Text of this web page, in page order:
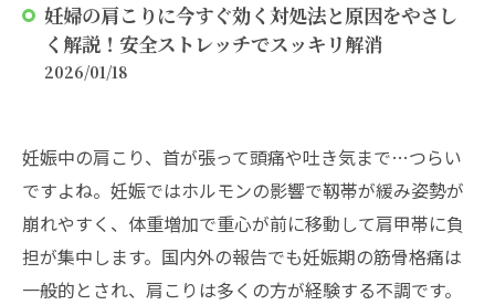
妊婦の肩こりに今すぐ効く対処法と原因をやさし
く解説！安全ストレッチでスッキリ解消
2026/01/18
妊娠中の肩こり、首が張って頭痛や吐き気まで…つらい
ですよね。妊娠ではホルモンの影響で靱帯が緩み姿勢が
崩れやすく、体重増加で重心が前に移動して肩甲帯に負
担が集中します。国内外の報告でも妊娠期の筋骨格痛は
一般的とされ、肩こりは多くの方が経験する不調です。